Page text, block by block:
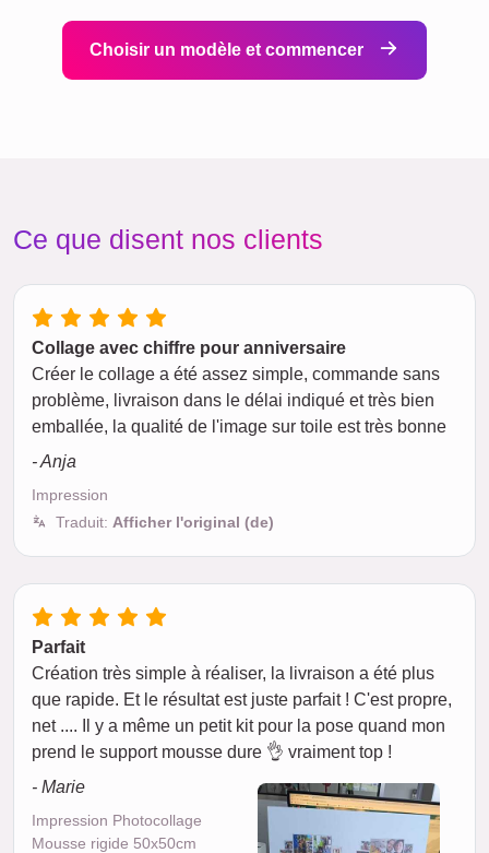
Choisir un modèle et commencer
Ce que disent nos clients
Collage avec chiffre pour anniversaire
Créer le collage a été assez simple, commande sans
problème, livraison dans le délai indiqué et très bien
emballée, la qualité de l'image sur toile est très bonne
- Anja
Impression
Traduit: Afficher l'original (de)
Parfait
Création très simple à réaliser, la livraison a été plus
que rapide. Et le résultat est juste parfait ! C'est propre,
net .... Il y a même un petit kit pour la pose quand mon
prend le support mousse dure 👌 vraiment top !
- Marie
Impression Photocollage
Mousse rigide 50x50cm